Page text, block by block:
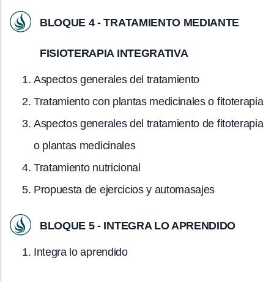
BLOQUE 4 - TRATAMIENTO MEDIANTE
FISIOTERAPIA INTEGRATIVA
Aspectos generales del tratamiento
Tratamiento con plantas medicinales o fitoterapia
Aspectos generales del tratamiento de fitoterapia
o plantas medicinales
Tratamiento nutricional
Propuesta de ejercicios y automasajes
BLOQUE 5 - INTEGRA LO APRENDIDO
Integra lo aprendido